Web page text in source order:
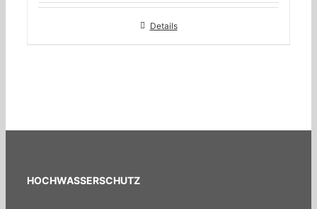
Details
HOCHWASSERSCHUTZ